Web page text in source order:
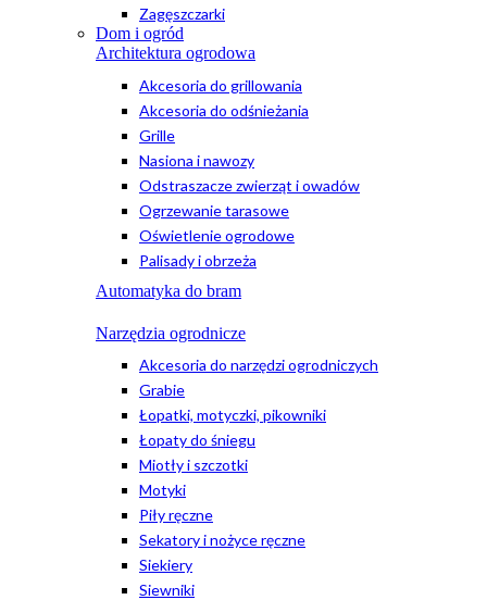
Zagęszczarki
Dom i ogród
Architektura ogrodowa
Akcesoria do grillowania
Akcesoria do odśnieżania
Grille
Nasiona i nawozy
Odstraszacze zwierząt i owadów
Ogrzewanie tarasowe
Oświetlenie ogrodowe
Palisady i obrzeża
Automatyka do bram
Narzędzia ogrodnicze
Akcesoria do narzędzi ogrodniczych
Grabie
Łopatki, motyczki, pikowniki
Łopaty do śniegu
Miotły i szczotki
Motyki
Piły ręczne
Sekatory i nożyce ręczne
Siekiery
Siewniki